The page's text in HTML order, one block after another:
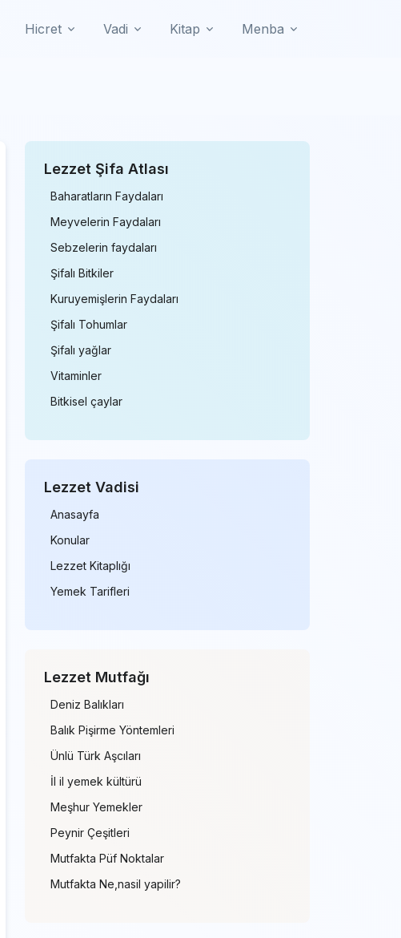
Hicret Vadi Kitap Menba
Lezzet Şifa Atlası
Baharatların Faydaları
Meyvelerin Faydaları
Sebzelerin faydaları
Şifalı Bitkiler
Kuruyemişlerin Faydaları
Şifalı Tohumlar
Şifalı yağlar
Vitaminler
Bitkisel çaylar
Lezzet Vadisi
Anasayfa
Konular
Lezzet Kitaplığı
Yemek Tarifleri
Lezzet Mutfağı
Deniz Balıkları
Balık Pişirme Yöntemleri
Ünlü Türk Aşcıları
İl il yemek kültürü
Meşhur Yemekler
Peynir Çeşitleri
Mutfakta Püf Noktalar
Mutfakta Ne,nasil yapilir?